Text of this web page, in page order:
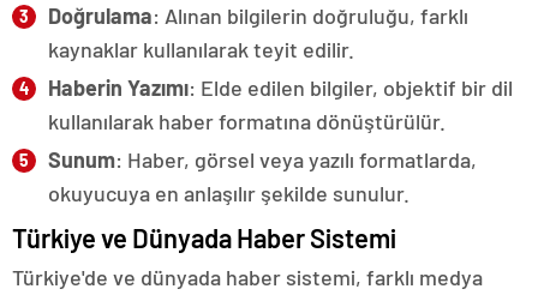
Doğrulama: Alınan bilgilerin doğruluğu, farklı
kaynaklar kullanılarak teyit edilir.
Haberin Yazımı: Elde edilen bilgiler, objektif bir dil
kullanılarak haber formatına dönüştürülür.
Sunum: Haber, görsel veya yazılı formatlarda,
okuyucuya en anlaşılır şekilde sunulur.
Türkiye ve Dünyada Haber Sistemi
Türkiye'de ve dünyada haber sistemi, farklı medya